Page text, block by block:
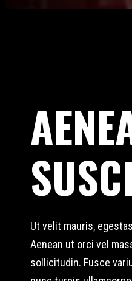
Ut velit mauris,
Aenean ut orci vel
sollicitudin. Fusce